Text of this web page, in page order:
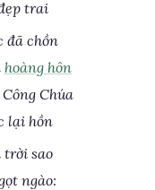
trai
đã chồn
hoàng hôn
Chúa
lại hồn
trời sao
ngào: